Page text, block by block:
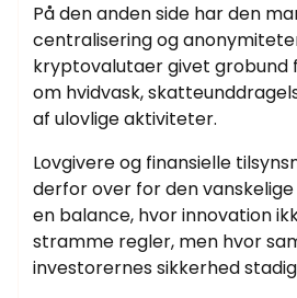
På den anden side har den
centralisering og
kryptovalutaer givet grobund
om hvidvask,
af ulovlige aktiviteter.
Lovgivere og finansielle
derfor over for den
en balance, hvor innovation
stramme regler, men hvor
investorernes sikkerhed